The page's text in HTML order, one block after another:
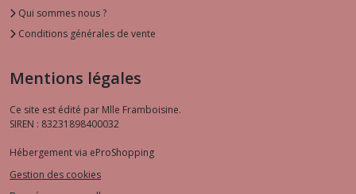
Qui sommes nous ?
Conditions générales de vente
Mentions légales
Ce site est édité par Mlle Framboisine.
SIREN : 83231898400032
Hébergement via eProShopping
Gestion des cookies